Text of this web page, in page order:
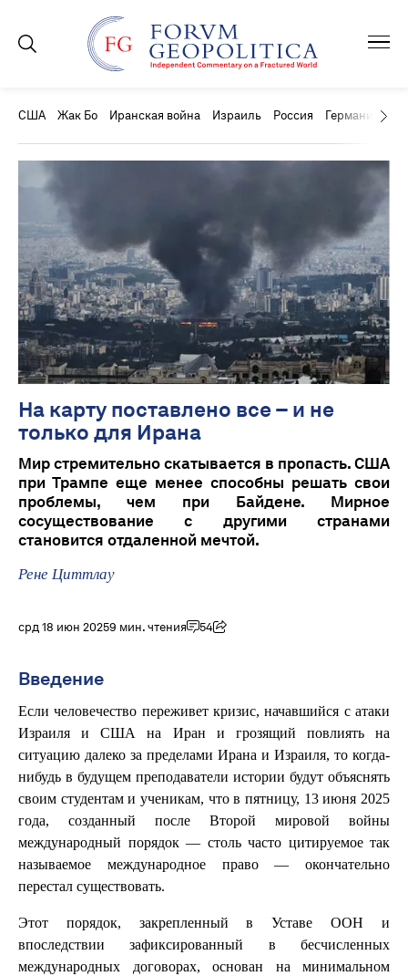
США Жак Бо Иранская война Израиль Россия Германия
На карту поставлено все – и не
только для Ирана
Мир стремительно скатывается в пропасть. США
при Трампе еще менее способны решать свои
проблемы, чем при Байдене. Мирное
сосуществование с другими странами
становится отдаленной мечтой.
Рене Циттлау
срд 18 июн 20259 мин. чтения 54
Введение
Если человечество переживет кризис, начавшийся с атаки
Израиля и США на Иран и грозящий повлиять на
ситуацию далеко за пределами Ирана и Израиля, то когда-
нибудь в будущем преподаватели истории будут объяснять
своим студентам и ученикам, что в пятницу, 13 июня 2025
года, созданный после Второй мировой войны
международный порядок — столь часто цитируемое так
называемое международное право — окончательно
перестал существовать.
Этот порядок, закрепленный в Уставе ООН и
впоследствии зафиксированный в бесчисленных
международных договорах, основан на минимальном